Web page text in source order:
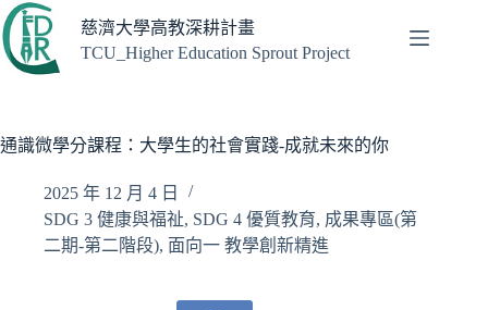
跳
至
主
容
慈濟大學高教深耕計畫
TCU_Higher Education Sprout Project
通識微學分課程：大學生的社會實踐-成就未來的你
2025 年 12 月 4 日
SDG 3 健康與福祉, SDG 4 優質教育, 成果專區(第
二期-第二階段), 面向一 教學創新精進